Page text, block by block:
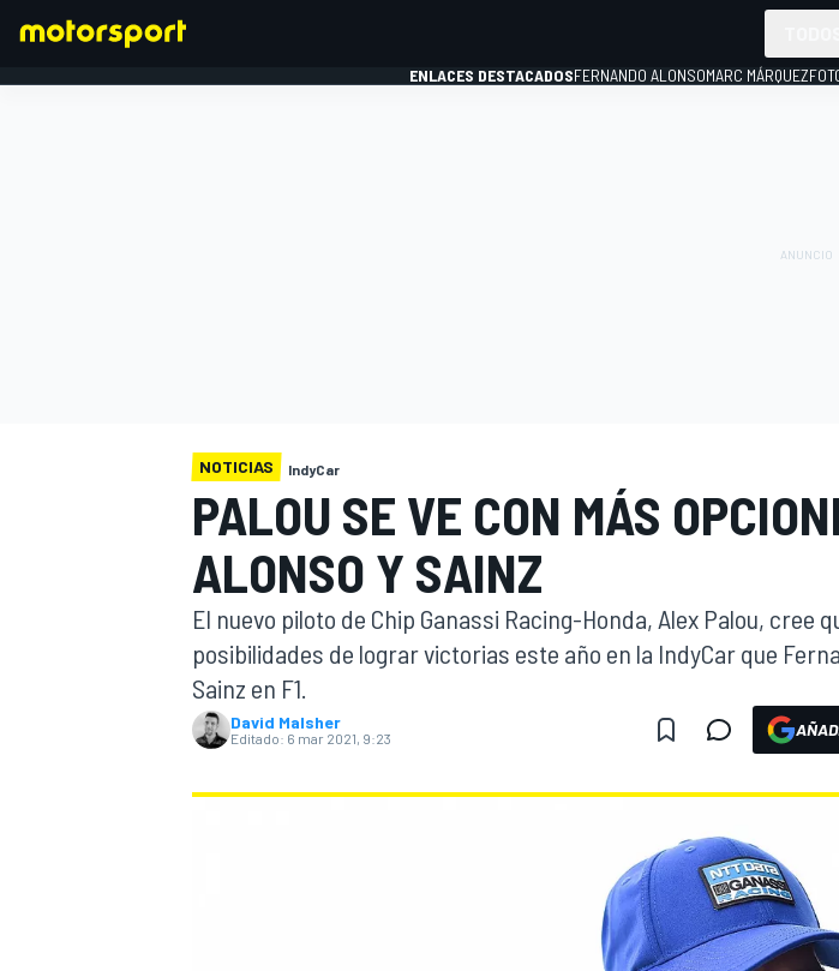
ENLACES DESTACADOSFERNANDO ALONSOMARC MÁRQUEZ
NOTICIAS IndyCar
PALOU SE VE CON MÁS
ALONSO Y SAINZ
El nuevo piloto de Chip Ganassi Racing-Honda, Alex Palou, cree
posibilidades de lograr victorias este año en la IndyCar que
Sainz en F1.
David Malsher
Editado: 6 mar 2021, 9:23